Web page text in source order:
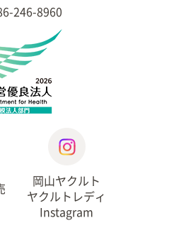
246-8960
岡山ヤクルト
ヤクルトレディ
Instagram